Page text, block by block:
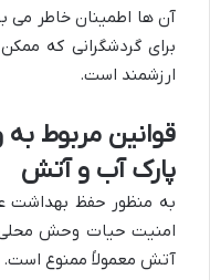
آن ها اطمینان خاطر می
برای گردشگرانی که
ارزشمند است.
قوانین مربوط
پارک آب و آتش
به منظور حفظ بهداشت
امنیت حیات وحش
آتش معمولاً ممنوع است.